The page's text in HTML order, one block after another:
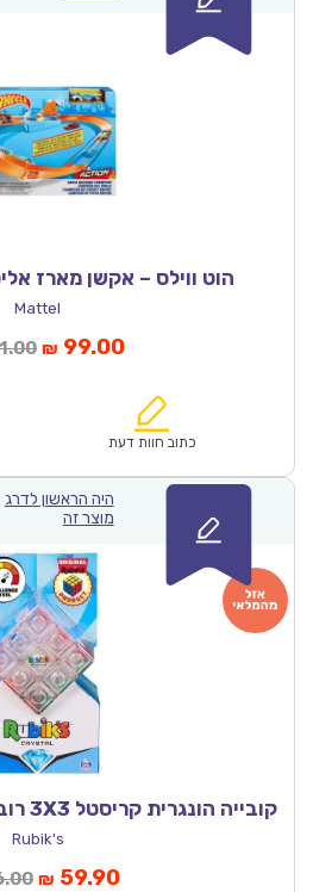
הוט ווילס – אקשן מארז
Mattel
המחיר
₪141.00.
₪ 99.00המחיר
הוא:
כתוב חוות דעת
היה הראשון לדרג
מוצר זה
קובייה הונגרית קריסטל 3X3 רוביקס מקורית (Rubik’s)
Rubik's
המחיר
₪ 59.90המחיר